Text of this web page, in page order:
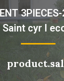
NOTRE
Saint cyr l